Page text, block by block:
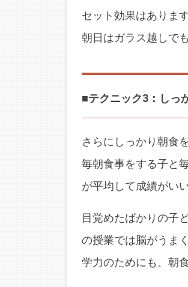
セット効果はあります
朝日はガラス越しで
■テクニック3：しっ
さらにしっかり朝食
毎朝食事をする子と
が平均して成績がい
目覚めたばかりの子
の授業では脳がうま
学力のためにも、朝